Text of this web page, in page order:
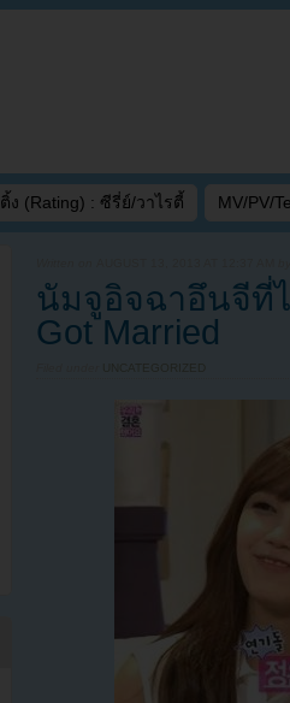
ง (Rating) : ซีรี่ย์/วาไรตี้ MV/PV/
นัมจูอิจฉาอึนจีที่
Got Married
UNCATEGORIZED